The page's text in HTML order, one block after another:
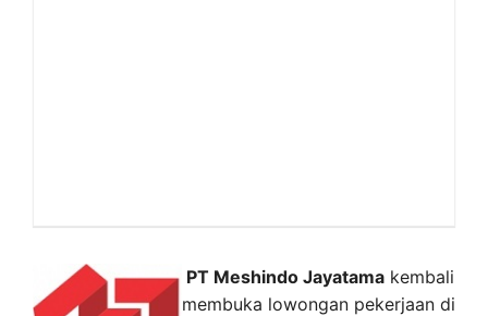
PT Meshindo Jayatama kembali
membuka lowongan pekerjaan di